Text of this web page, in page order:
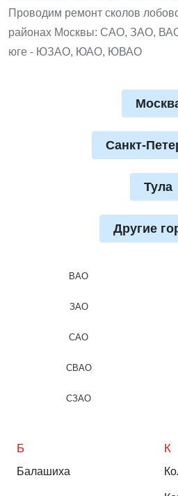
Проводим ремонт сколов
районах Москвы: САО, ЗАО,
юге - ЮЗАО, ЮАО, ЮВАО
Санкт-
Тула
Другие
ВАО
ЗАО
САО
СВАО
СЗАО
Б
Балашиха
К